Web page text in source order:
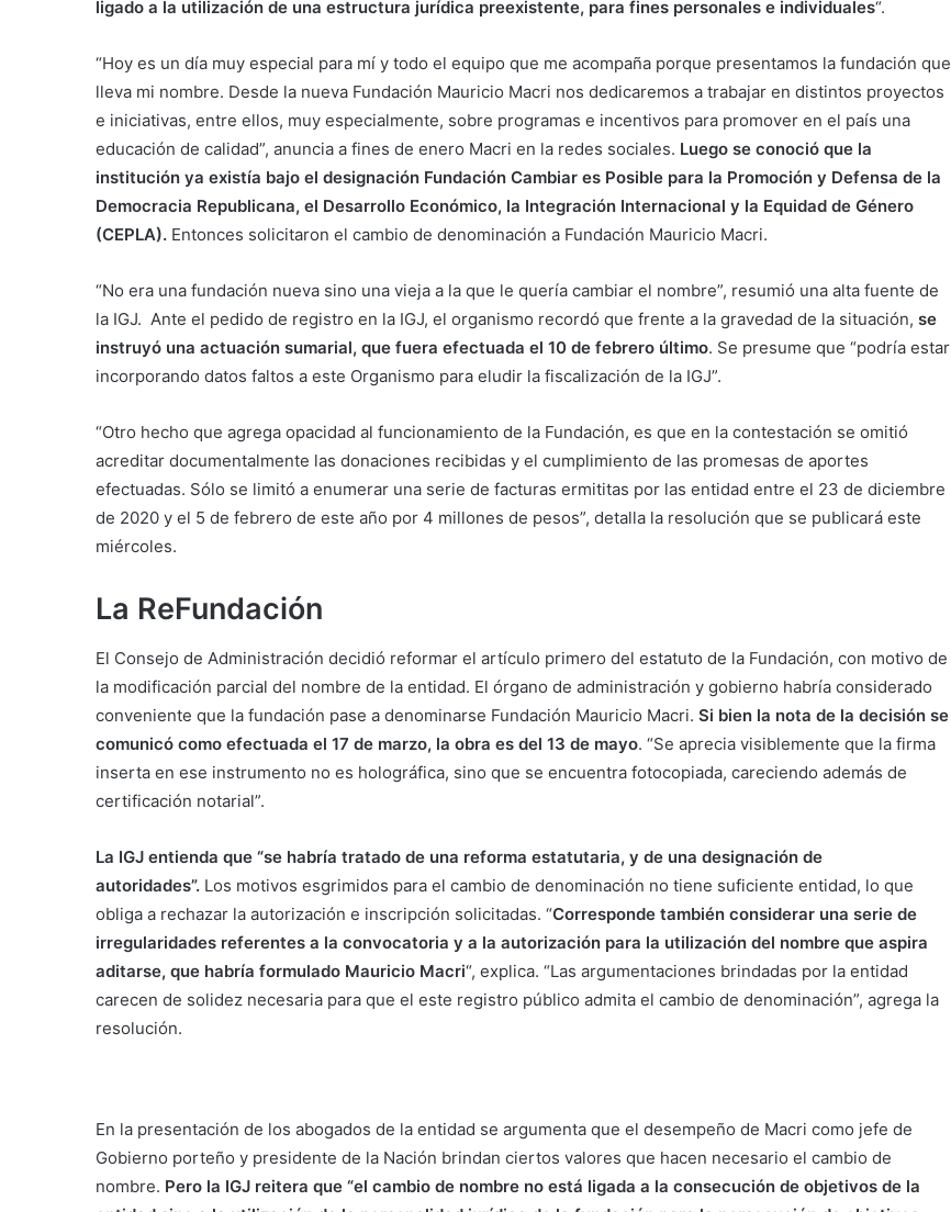
ligado a la utilización de una estructura jurídica preexistente, para fines personales e individuales“.
“Hoy es un día muy especial para mí y todo el equipo que me acompaña porque presentamos la fundación que
lleva mi nombre. Desde la nueva Fundación Mauricio Macri nos dedicaremos a trabajar en distintos proyectos
e iniciativas, entre ellos, muy especialmente, sobre programas e incentivos para promover en el país una
educación de calidad”, anuncia a fines de enero Macri en la redes sociales. Luego se conoció que la
institución ya existía bajo el designación Fundación Cambiar es Posible para la Promoción y Defensa de la
Democracia Republicana, el Desarrollo Económico, la Integración Internacional y la Equidad de Género
(CEPLA). Entonces solicitaron el cambio de denominación a Fundación Mauricio Macri.
“No era una fundación nueva sino una vieja a la que le quería cambiar el nombre”, resumió una alta fuente de
la IGJ. Ante el pedido de registro en la IGJ, el organismo recordó que frente a la gravedad de la situación, se
instruyó una actuación sumarial, que fuera efectuada el 10 de febrero último. Se presume que “podría estar
incorporando datos faltos a este Organismo para eludir la fiscalización de la IGJ”.
“Otro hecho que agrega opacidad al funcionamiento de la Fundación, es que en la contestación se omitió
acreditar documentalmente las donaciones recibidas y el cumplimiento de las promesas de aportes
efectuadas. Sólo se limitó a enumerar una serie de facturas ermititas por las entidad entre el 23 de diciembre
de 2020 y el 5 de febrero de este año por 4 millones de pesos”, detalla la resolución que se publicará este
miércoles.
La ReFundación
El Consejo de Administración decidió reformar el artículo primero del estatuto de la Fundación, con motivo de
la modificación parcial del nombre de la entidad. El órgano de administración y gobierno habría considerado
conveniente que la fundación pase a denominarse Fundación Mauricio Macri. Si bien la nota de la decisión se
comunicó como efectuada el 17 de marzo, la obra es del 13 de mayo. “Se aprecia visiblemente que la firma
inserta en ese instrumento no es holográfica, sino que se encuentra fotocopiada, careciendo además de
certificación notarial”.
La IGJ entienda que “se habría tratado de una reforma estatutaria, y de una designación de
autoridades”. Los motivos esgrimidos para el cambio de denominación no tiene suficiente entidad, lo que
obliga a rechazar la autorización e inscripción solicitadas. “Corresponde también considerar una serie de
irregularidades referentes a la convocatoria y a la autorización para la utilización del nombre que aspira
aditarse, que habría formulado Mauricio Macri“, explica. “Las argumentaciones brindadas por la entidad
carecen de solidez necesaria para que el este registro público admita el cambio de denominación”, agrega la
resolución.
En la presentación de los abogados de la entidad se argumenta que el desempeño de Macri como jefe de
Gobierno porteño y presidente de la Nación brindan ciertos valores que hacen necesario el cambio de
nombre. Pero la IGJ reitera que “el cambio de nombre no está ligada a la consecución de objetivos de la